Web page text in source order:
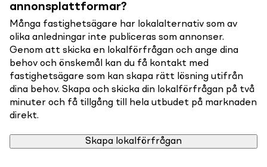
annonsplattformar?
Många fastighetsägare har lokalalternativ som av
olika anledningar inte publiceras som annonser.
Genom att skicka en lokalförfrågan och ange dina
behov och önskemål kan du få kontakt med
fastighetsägare som kan skapa rätt lösning utifrån
dina behov. Skapa och skicka din lokalförfrågan på två
minuter och få tillgång till hela utbudet på marknaden
direkt.
Skapa lokalförfrågan